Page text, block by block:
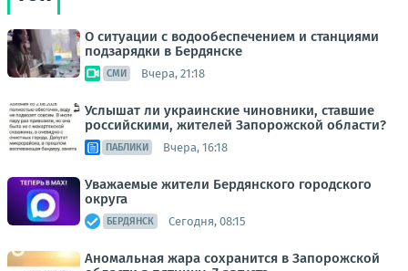
О ситуации с водообеспечением и станциями
подзарядки в Бердянске
СМИ Вчера, 21:18
Услышат ли украинские чиновники, ставшие
российскими, жителей Запорожской области?
ПАБЛИКИ Вчера, 16:18
Уважаемые жители Бердянского городского
округа
БЕРДЯНСК Сегодня, 08:15
Аномальная жара сохранится в Запорожской